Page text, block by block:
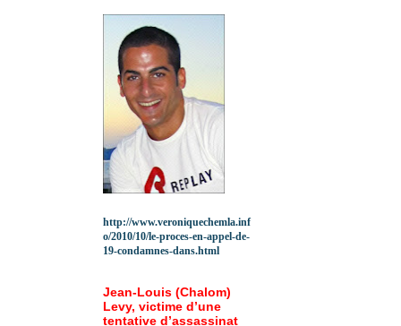
http://www.veroniquechemla.inf
o/2010/10/le-proces-en-appel-de-
19-condamnes-dans.html
Jean-Louis (Chalom)
Levy, victime d’une
tentative d’assassinat